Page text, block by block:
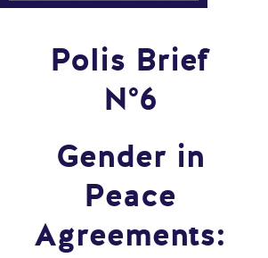
Polis Brief
N°6
Gender in
Peace
Agreements: